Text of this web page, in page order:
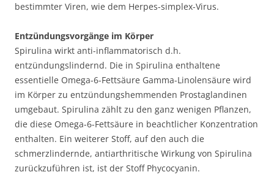
bestimmter Viren, wie dem Herpes-simplex-Virus.
Entzündungsvorgänge im Körper
Spirulina wirkt anti-inflammatorisch d.h.
entzündungslindernd. Die in Spirulina enthaltene
essentielle Omega-6-Fettsäure Gamma-Linolensäure wird
im Körper zu entzündungshemmenden Prostaglandinen
umgebaut. Spirulina zählt zu den ganz wenigen Pflanzen,
die diese Omega-6-Fettsäure in beachtlicher Konzentration
enthalten. Ein weiterer Stoff, auf den auch die
schmerzlindernde, antiarthritische Wirkung von Spirulina
zurückzuführen ist, ist der Stoff Phycocyanin.